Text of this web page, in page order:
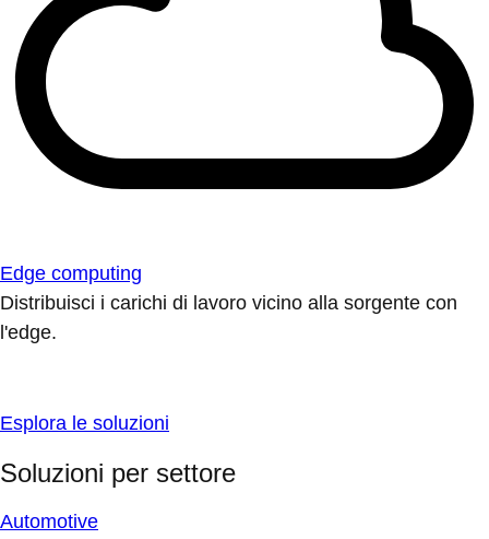
Edge computing
Distribuisci i carichi di lavoro vicino alla sorgente con
l'edge.
Esplora le soluzioni
Soluzioni per settore
Automotive